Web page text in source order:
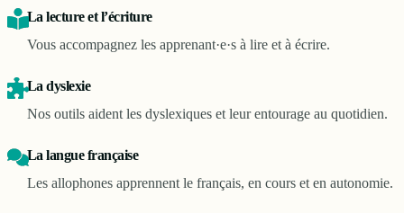
La lecture et l’écriture
Vous accompagnez les apprenant·e·s à lire et à écrire.
La dyslexie
Nos outils aident les dyslexiques et leur entourage au quotidien.
La langue française
Les allophones apprennent le français, en cours et en autonomie.